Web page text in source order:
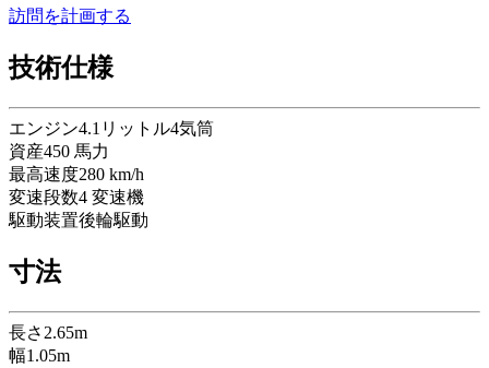
訪問を計画する
技術仕様
エンジン4.1リットル4気筒
資産450 馬力
最高速度280 km/h
変速段数4 変速機
駆動装置後輪駆動
寸法
長さ 2.65m
幅1.05m